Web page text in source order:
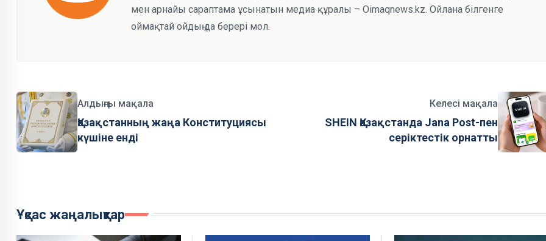
мен арнайы сараптама ұсынатын медиа құралы – Oimaqnews.kz. Ойлана білгенге
оймақтай ойдың да берері мол.
Алдыңғы мақала
Қазақстанның жаңа Конституциясы
күшіне енді
Келесі мақала
SHEIN Қазақстанда Jana Post-пен
серіктестік орнатты
Ұқсас жаңалықтар